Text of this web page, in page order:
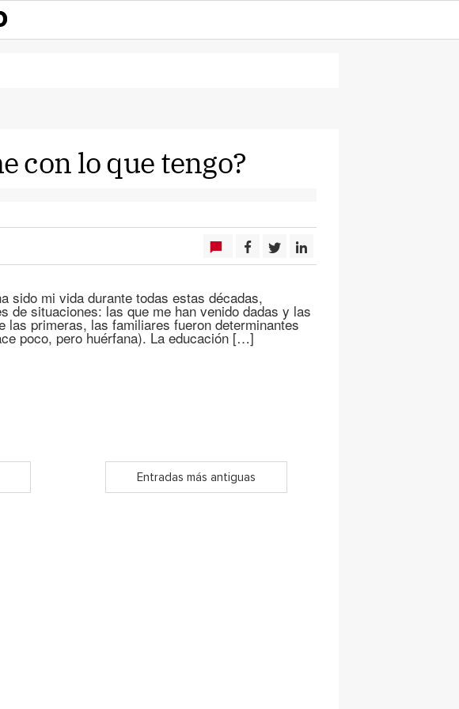
con lo que tengo?
sido mi vida durante todas estas décadas,
de situaciones: las que me han venido dadas y las
las primeras, las familiares fueron determinantes
poco, pero huérfana). La educación […]
Entradas más antiguas